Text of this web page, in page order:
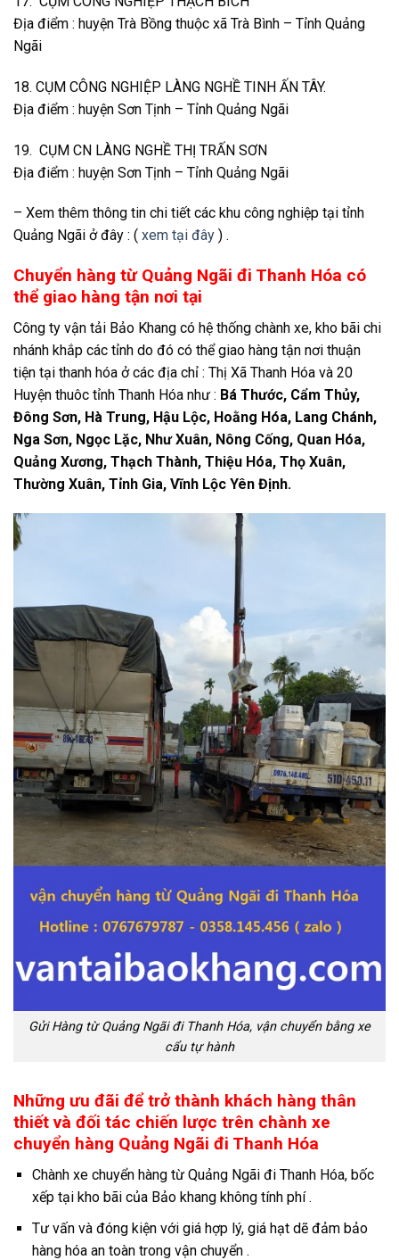
Địa điểm : huyện Trà Bồng thuộc xã Trà Bình – Tỉnh Quảng
Ngãi
18. CỤM CÔNG NGHIỆP LÀNG NGHỀ TINH ẤN TÂY.
Địa điểm : huyện Sơn Tịnh – Tỉnh Quảng Ngãi
19. CỤM CN LÀNG NGHỀ THỊ TRẤN SƠN
Địa điểm : huyện Sơn Tịnh – Tỉnh Quảng Ngãi
– Xem thêm thông tin chi tiết các khu công nghiệp tại tỉnh
Quảng Ngãi ở đây : ( xem tại đây ) .
Chuyển hàng từ Quảng Ngãi đi Thanh Hóa có
thể giao hàng tận nơi tại
Công ty vận tải Bảo Khang có hệ thống chành xe, kho bãi chi
nhánh khắp các tỉnh do đó có thể giao hàng tận nơi thuận
tiện tại thanh hóa ở các địa chỉ : Thị Xã Thanh Hóa và 20
Huyện thuôc tỉnh Thanh Hóa như : Bá Thước, Cẩm Thủy,
Đông Sơn, Hà Trung, Hậu Lộc, Hoằng Hóa, Lang Chánh,
Nga Sơn, Ngọc Lặc, Như Xuân, Nông Cống, Quan Hóa,
Quảng Xương, Thạch Thành, Thiệu Hóa, Thọ Xuân,
Thường Xuân, Tỉnh Gia, Vĩnh Lộc Yên Định.
Gửi Hàng từ Quảng Ngãi đi Thanh Hóa, vận chuyển bằng xe
cẩu tự hành
Những ưu đãi để trở thành khách hàng thân
thiết và đối tác chiến lược trên chành xe
chuyển hàng Quảng Ngãi đi Thanh Hóa
Chành xe chuyển hàng từ Quảng Ngãi đi Thanh Hóa, bốc
xếp tại kho bãi của Bảo khang không tính phí .
Tư vấn và đóng kiện với giá hợp lý, giá hạt dẽ đảm bảo
hàng hóa an toàn trong vận chuyển .